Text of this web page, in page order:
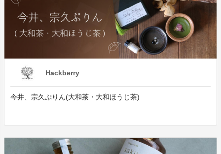
Hackberry
今井、宗久ぷりん(大和茶・大和ほうじ茶)